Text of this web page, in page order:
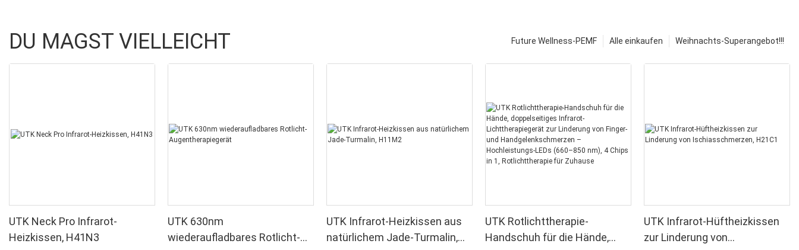
DU MAGST VIELLEICHT Weihnachts-Superangebot!!!
Alle einkaufen
Future Wellness-PEMF
UTK Neck Pro Infrarot-
Heizkissen, H41N3
UTK 630nm
wiederaufladbares Rotlicht-
UTK Infrarot-Heizkissen aus
natürlichem Jade-Turmalin,
UTK Rotlichttherapie-
Handschuh für die Hände,
UTK Infrarot-Hüftheizkissen
zur Linderung von